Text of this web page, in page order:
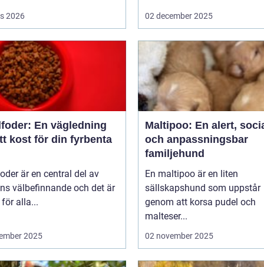
2026 02 december 2025
En vägledning
kost för din fyrbenta
är en central del av
välbefinnande och det är
alla...
2025
Maltipoo: En alert,
och anpassningsbar
familjehund
En maltipoo är en liten
sällskapshund som uppstår
genom att korsa pudel och
malteser...
02 november 2025